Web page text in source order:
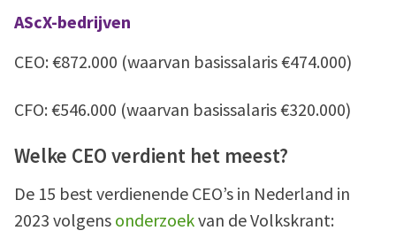
AScX-bedrijven
CEO: €872.000 (waarvan basissalaris €474.000)
CFO: €546.000 (waarvan basissalaris €320.000)
Welke CEO verdient het meest?
De 15 best verdienende CEO’s in Nederland in
2023 volgens onderzoekvan de Volkskrant: